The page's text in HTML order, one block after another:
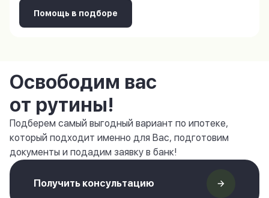
Помощь в подборе
Освободим вас
от рутины!
Подберем самый выгодный вариант по ипотеке,
который подходит именно для Вас, подготовим
документы и подадим заявку в банк!
Получить консультацию